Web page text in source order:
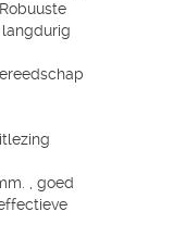
, goed